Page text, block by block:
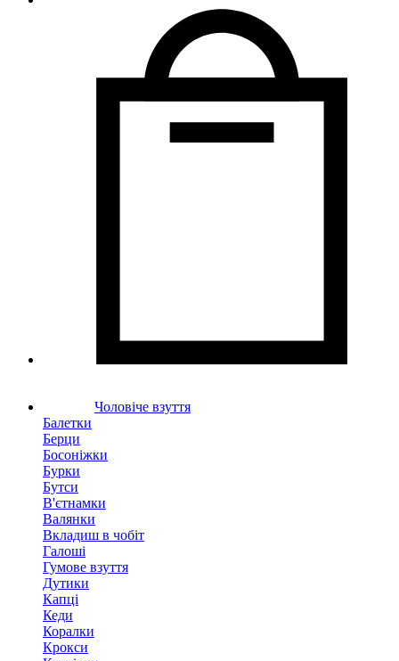
Чоловіче взуття
Балетки
Берци
Босоніжки
Бурки
Бутси
В'єтнамки
Валянки
Вкладиш в чобіт
Галоші
Гумове взуття
Дутики
Капці
Кеди
Коралки
Крокси